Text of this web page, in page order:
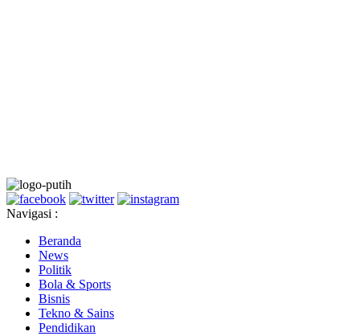
Navigasi :
Beranda
News
Politik
Bola & Sports
Bisnis
Tekno & Sains
Pendidikan